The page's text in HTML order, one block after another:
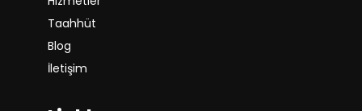
Hizmetler
Taahhüt
Blog
İletişim